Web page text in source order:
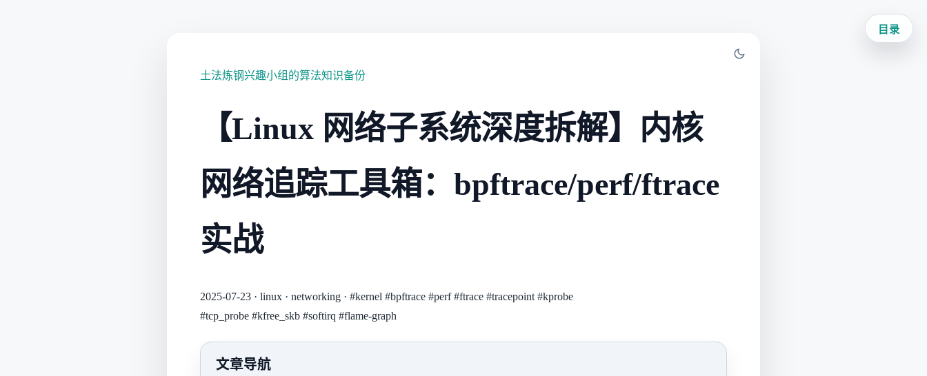
土法炼钢兴趣小组的算法知识备份
【Linux 网络子系统深度拆解】内核
网络追踪工具箱：bpftrace/perf/ftrace
实战
2025-07-23 · linux · networking · #kernel #bpftrace #perf #ftrace #tracepoint #kprobe
#tcp_probe #kfree_skb #softirq #flame-graph
文章导航
目录